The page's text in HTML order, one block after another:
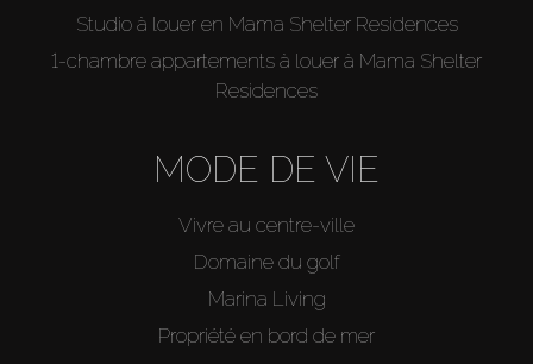
Studio à louer en Mama Shelter Residences
1-chambre appartements à louer à Mama Shelter
Residences
MODE DE VIE
Vivre au centre-ville
Domaine du golf
Marina Living
Propriété en bord de mer